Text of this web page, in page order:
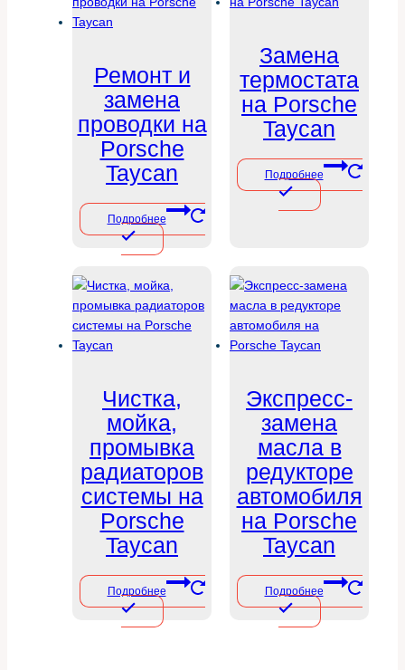
Ремонт и
замена
проводки на
Porsche
Taycan
Подробнее
Замена
термостата
на Porsche
Taycan
Подробнее
Чистка,
мойка,
промывка
радиаторов
системы на
Porsche
Taycan
Подробнее
Экспресс-
замена
масла в
редукторе
автомобиля
на Porsche
Taycan
Подробнее